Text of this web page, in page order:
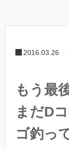
2016.03.26
もう最
まだD
ゴ釣っ